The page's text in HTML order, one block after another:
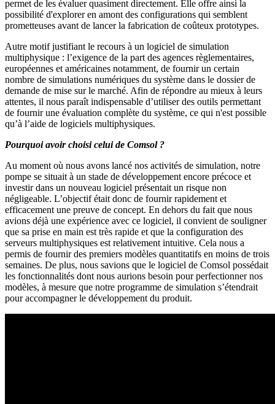
permet de les évaluer quasiment directement. Elle offre ainsi la
possibilité d'explorer en amont des configurations qui semblent
prometteuses avant de lancer la fabrication de coûteux prototypes.
Autre motif justifiant le recours à un logiciel de simulation
multiphysique : l’exigence de la part des agences règlementaires,
européennes et américaines notamment, de fournir un certain
nombre de simulations numériques du système dans le dossier de
demande de mise sur le marché. Afin de répondre au mieux à leurs
attentes, il nous paraît indispensable d’utiliser des outils permettant
de fournir une évaluation complète du système, ce qui n'est possible
qu’à l’aide de logiciels multiphysiques.
Pourquoi avoir choisi celui de Comsol ?
Au moment où nous avons lancé nos activités de simulation, notre
pompe se situait à un stade de développement encore précoce et
investir dans un nouveau logiciel présentait un risque non
négligeable. L’objectif était donc de fournir rapidement et
efficacement une preuve de concept. En dehors du fait que nous
avions déjà une expérience avec ce logiciel, il convient de souligner
que sa prise en main est très rapide et que la configuration des
serveurs multiphysiques est relativement intuitive. Cela nous a
permis de fournir des premiers modèles quantitatifs en moins de trois
semaines. De plus, nous savions que le logiciel de Comsol possédait
les fonctionnalités dont nous aurions besoin pour perfectionner nos
modèles, à mesure que notre programme de simulation s’étendrait
pour accompagner le développement du produit.